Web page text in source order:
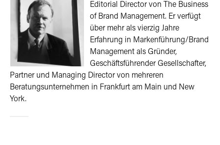
Editorial Director von The Business
of Brand Management. Er verfügt
über mehr als vierzig Jahre
Erfahrung in Markenführung/Brand
Management als Gründer,
Geschäftsführender Gesellschafter,
Partner und Managing Director von mehreren
Beratungsunternehmen in Frankfurt am Main und New
York.